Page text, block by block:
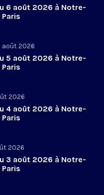
6 août 2026 à Notre-
août 2026
5 août 2026 à Notre-
2026
4 août 2026 à Notre-
2026
3 août 2026 à Notre-